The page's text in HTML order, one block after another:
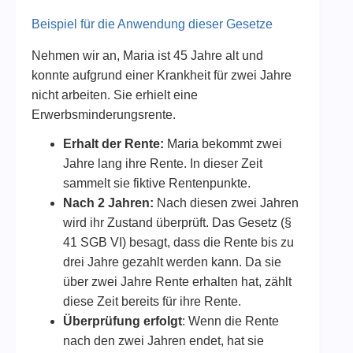
Beispiel für die Anwendung dieser Gesetze
Nehmen wir an, Maria ist 45 Jahre alt und
konnte aufgrund einer Krankheit für zwei Jahre
nicht arbeiten. Sie erhielt eine
Erwerbsminderungsrente.
Erhalt der Rente: Maria bekommt zwei
Jahre lang ihre Rente. In dieser Zeit
sammelt sie fiktive Rentenpunkte.
Nach 2 Jahren: Nach diesen zwei Jahren
wird ihr Zustand überprüft. Das Gesetz (§
41 SGB VI) besagt, dass die Rente bis zu
drei Jahre gezahlt werden kann. Da sie
über zwei Jahre Rente erhalten hat, zählt
diese Zeit bereits für ihre Rente.
Überprüfung erfolgt: Wenn die Rente
nach den zwei Jahren endet, hat sie